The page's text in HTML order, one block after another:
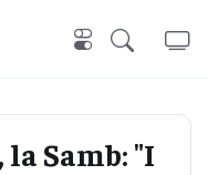
Samb: "I